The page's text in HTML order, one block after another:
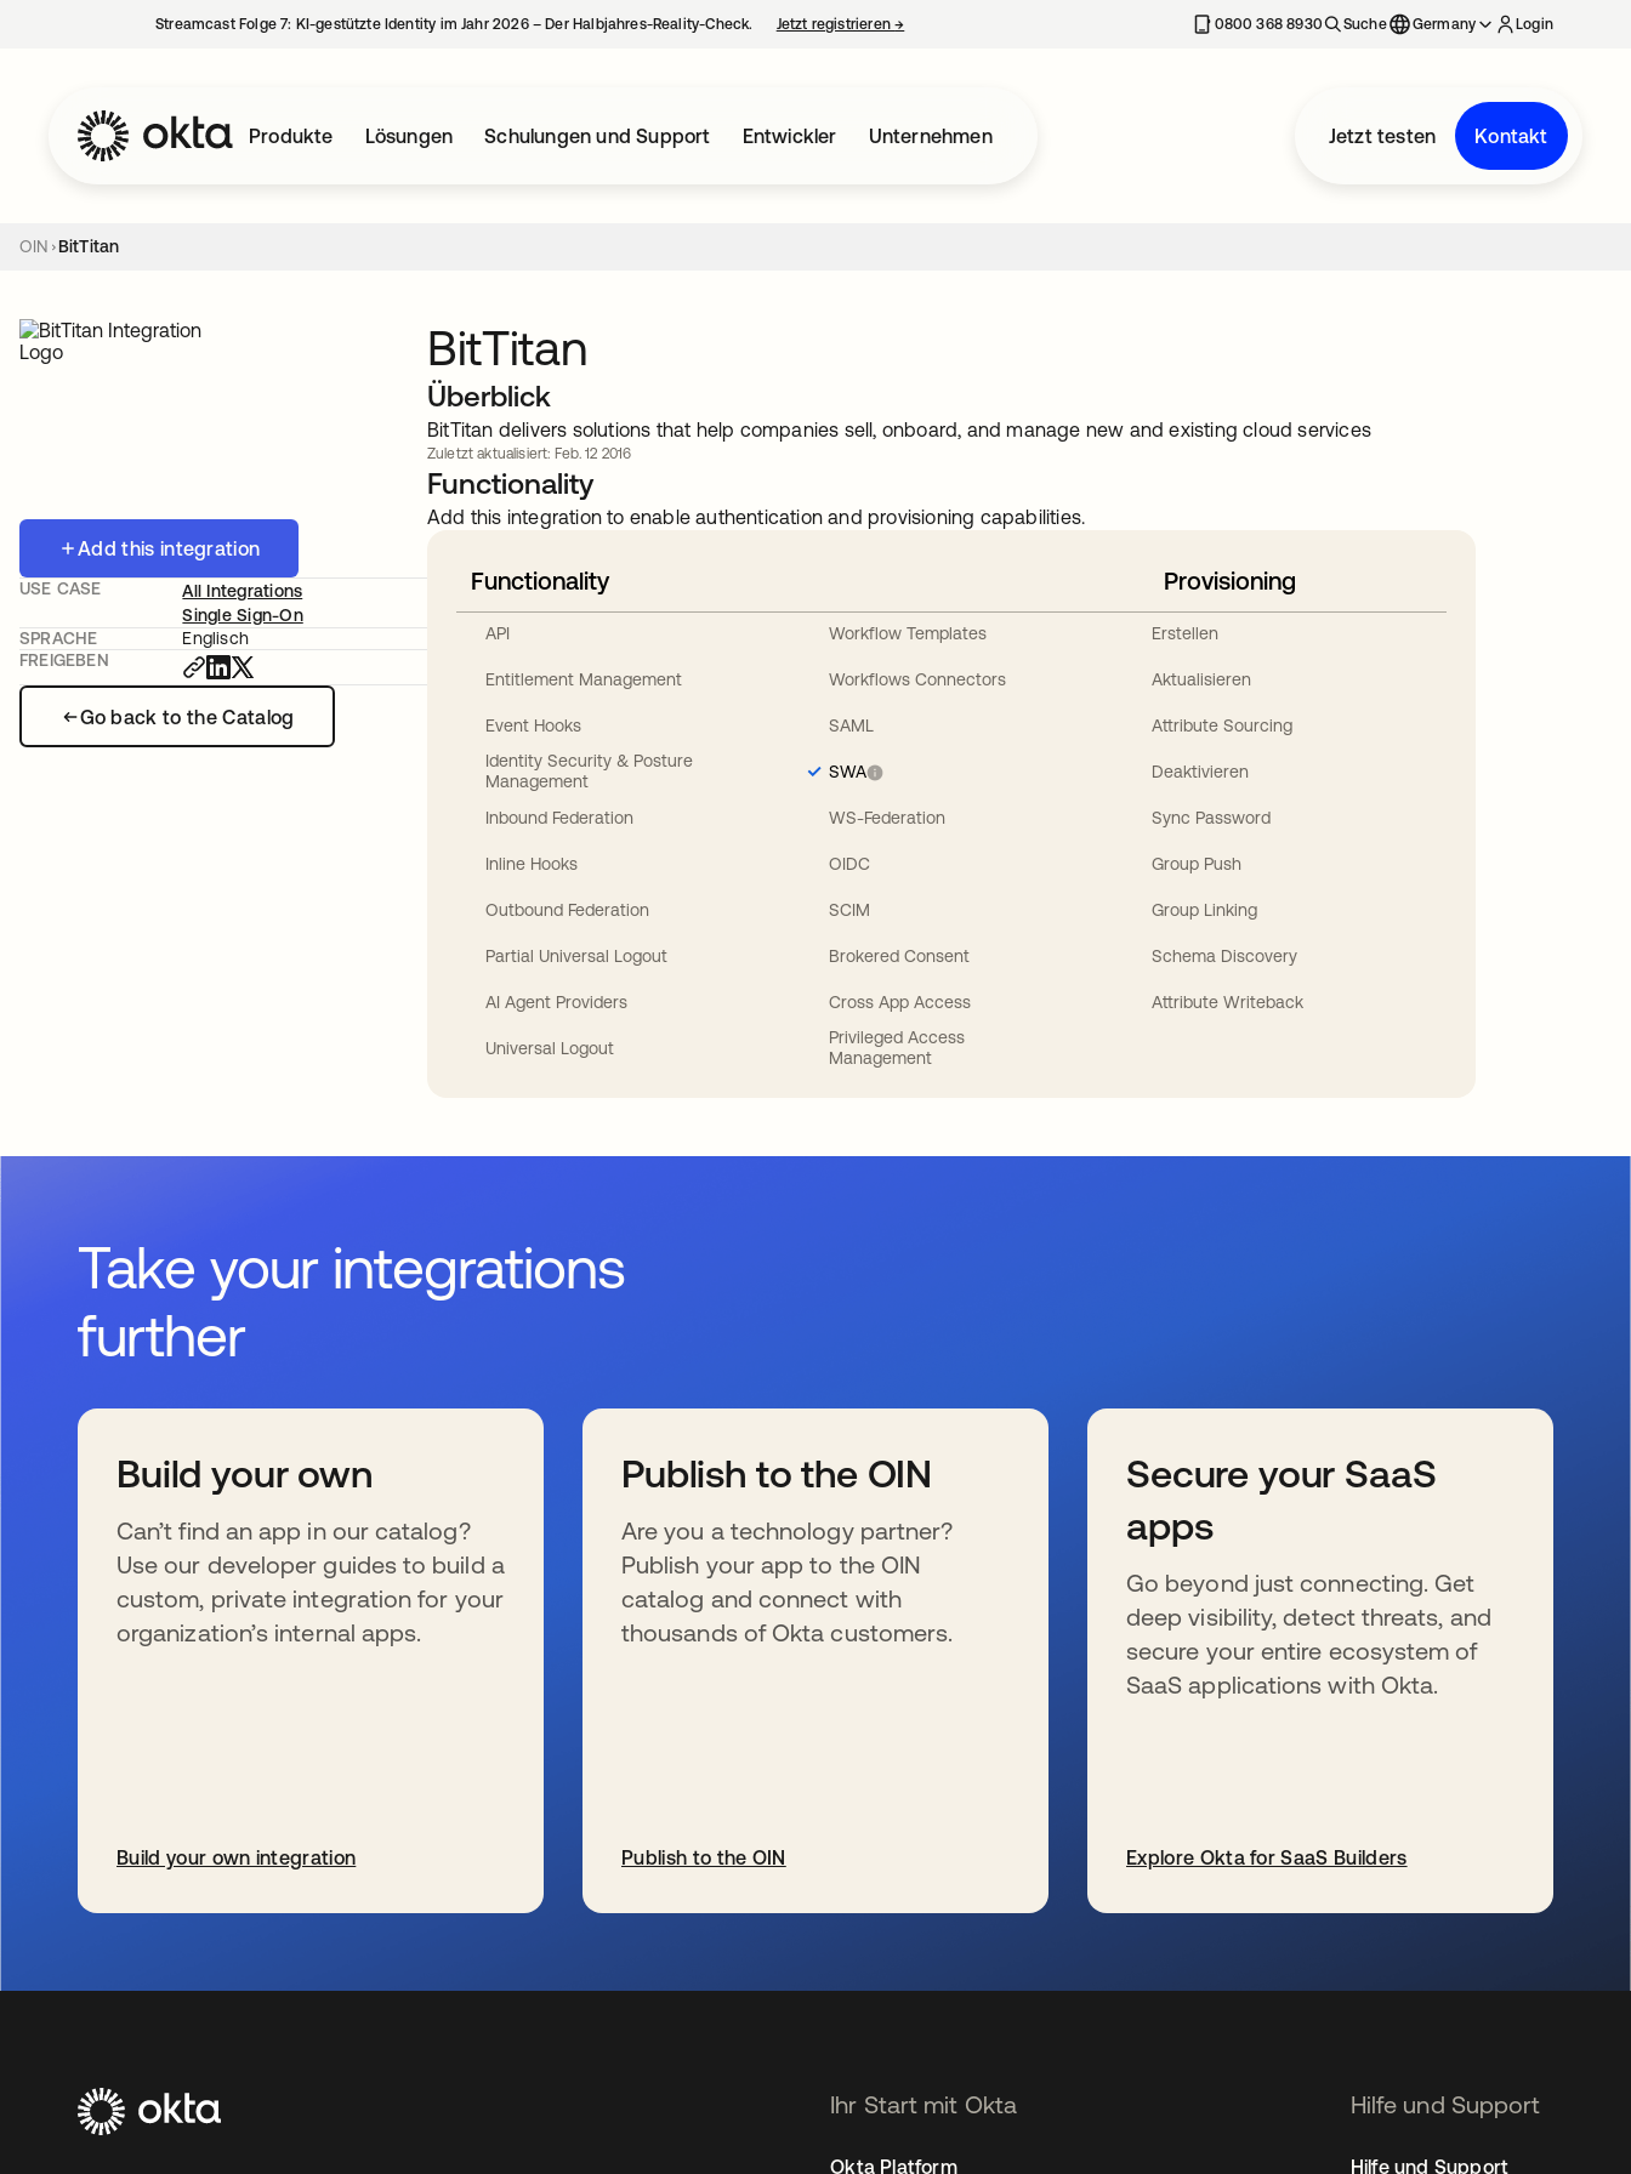
Streamcast Folge 7: KI-gestützte Identity im Jahr 2026 – Der Halbjahres-Reality-Check. Jetzt registrieren→ 0800 368 8930 Suche Germany Login
Produkte Lösungen Schulungen und Support Entwickler Unternehmen Jetzt testen Kontakt
OIN BitTitan
Add this integration
Go back to the Catalog
USE CASE
All Integrations
Single Sign-On
SPRACHE
Englisch
FREIGEBEN
BitTitan
Überblick
BitTitan delivers solutions that help companies sell, onboard, and manage new and existing cloud services
Zuletzt aktualisiert: Feb. 12 2016
Functionality
Add this integration to enable authentication and provisioning capabilities.
Functionality
API
Entitlement Management
Event Hooks
Identity Security & Posture
Management
Inbound Federation
Inline Hooks
Outbound Federation
Partial Universal Logout
AI Agent Providers
Universal Logout
Workflow Templates
Workflows Connectors
SAML
SWA
WS-Federation
OIDC
SCIM
Brokered Consent
Cross App Access
Privileged Access
Management
Provisioning
Erstellen
Aktualisieren
Attribute Sourcing
Deaktivieren
Sync Password
Group Push
Group Linking
Schema Discovery
Attribute Writeback
Take your integrations
further
Build your own
Can’t find an app in our catalog?
Use our developer guides to build a
custom, private integration for your
organization’s internal apps.
Build your own integration
Publish to the OIN
Are you a technology partner?
Publish your app to the OIN
catalog and connect with
thousands of Okta customers.
Publish to the OIN
Secure your SaaS
apps
Go beyond just connecting. Get
deep visibility, detect threats, and
secure your entire ecosystem of
SaaS applications with Okta.
Explore Okta for SaaS Builders
Ihr Start mit Okta
Okta Platform
Hilfe und Support
Hilfe und Support